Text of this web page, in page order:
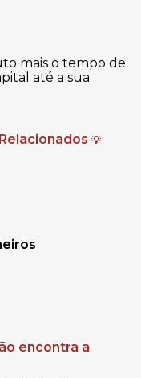
mais o tempo de
até a sua
💡
encontra a